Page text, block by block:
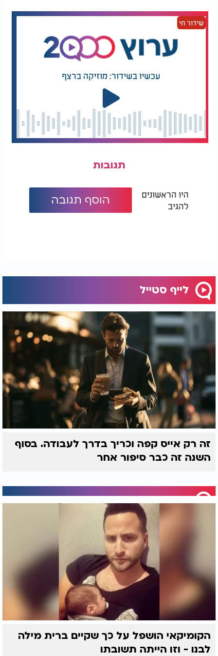
לעומת זאת, מפה לבנה מפשתן וראנר זהב מכותנה או
בד ג'קארד, דווקא ישתלבו מצוין. כמו כן, מפה כסופה
מכותנה וראנר לבן מבד ג'קארד דווקא כן יצרו הרמוניה
ביניהם.
יותר מהשני כדי לשמור על איזון נכון.
שידור חי
עכשיו בשידור: מוזיקה ברצף
תגובות
היו הראשונים
להגיב
הוסף תגובה
לייף סטייל
זה רק אייס קפה וכריך בדרך לעבודה. בסוף
השנה זה כבר סיפור אחר
הקומיקאי הושפל על כך שקיים ברית מילה
לבנו - וזו הייתה תשובתו